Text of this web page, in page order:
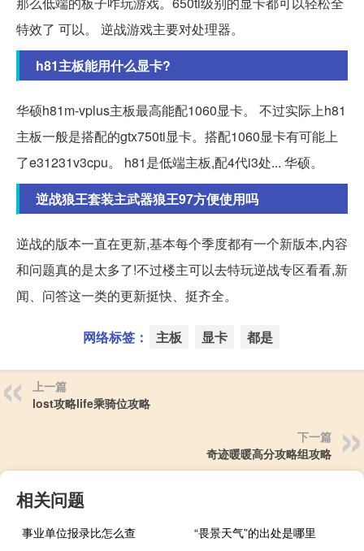
特效了 可以。 逆战游戏主要对处理器。
h81主板能用什么显卡?
华硕h81m-vplus主板最高能配1060显卡。 不过实际上h81
主板一般是搭配的gtx750ti显卡。搭配1060显卡有可能上
了e31231v3cpu。 h81是低端主板,配4代i3处... 华硕。
逆战狼王套装主武器狼王97方便使用吗
逆战的版本一直在更新,基本每个季度都有一个新版本,内容
和问题真的是太多了!不过楼主可以去特玩逆战专区看看,新
闻、问答这一类的更新挺快、挺齐全。
网络标签： 主板 显卡 都是
上一篇
lost攻略life乘骑位攻略
下一篇
奇迹暖暖高分攻略组攻略
相关问题
事业单位报录比怎么查
“畏景天气”的出处是哪里